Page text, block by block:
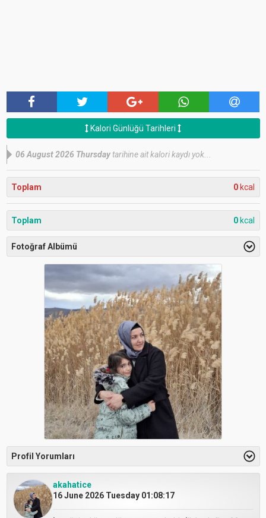
Kalori Günlüğü Tarihleri
06 August 2026 Thursdaytarihine ait kalori kaydı yok...
Toplam 0 kcal
Toplam 0 kcal
Fotoğraf Albümü
Profil Yorumları
akahatice
16 June 2026 Tuesday 01:08:17